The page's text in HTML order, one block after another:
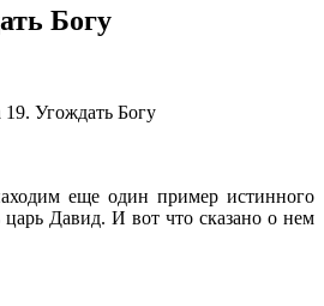
Богу
19. Угождать Богу
еще один пример истинного
царь Давид. И вот что сказано о нем